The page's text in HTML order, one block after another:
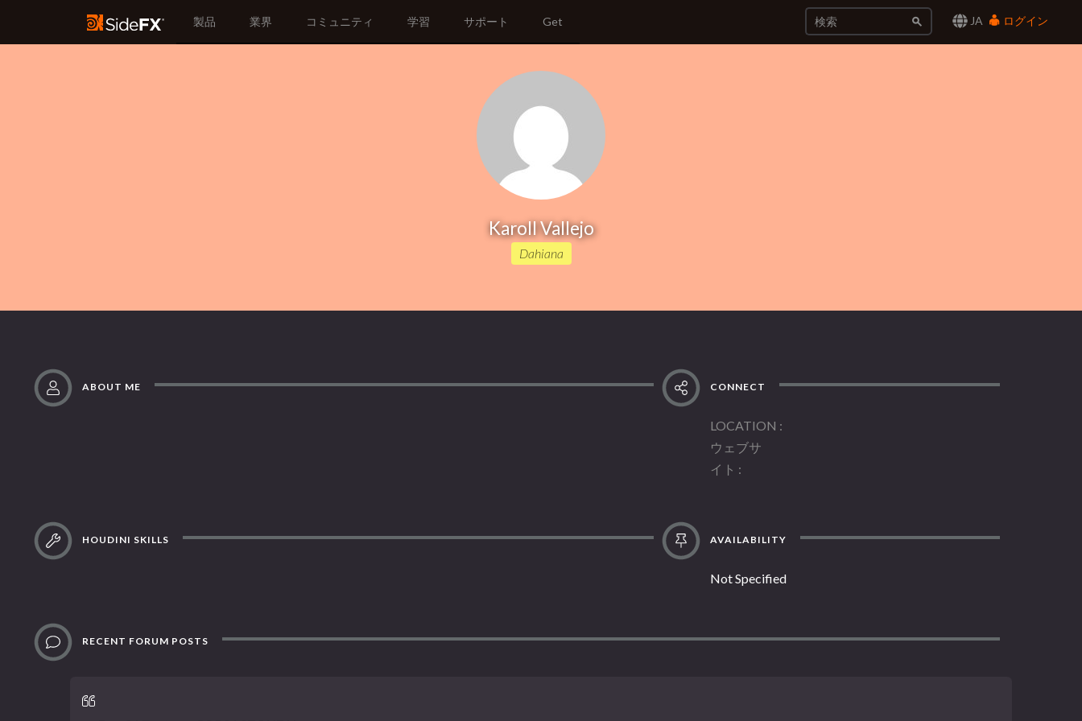
JA ログイン
製品 業界 コミュニティ 学習 サポート Get
Karoll Vallejo
Dahiana
ABOUT ME CONNECT
LOCATION
ウェブサ
イト
HOUDINI SKILLS AVAILABILITY
Not Specified
RECENT FORUM POSTS